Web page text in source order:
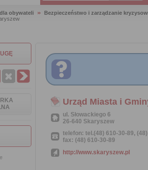
obywateli
Bezpieczeństwo i zarządzanie
Urząd Miasta i
ul. Słowackiego 6
26-640 Skaryszew
telefon: tel.(48) 610-30-89,
fax: (48) 610-30-89
http://www.skaryszew.pl